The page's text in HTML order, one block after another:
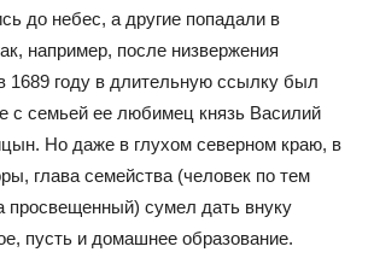
до небес, а другие попадали в
например, после низвержения
году в длительную ссылку был
с семьей ее любимец князь Василий
Но даже в глухом северном краю, в
глава семейства (человек по тем
просвещенный) сумел дать внуку
пусть и домашнее образование.